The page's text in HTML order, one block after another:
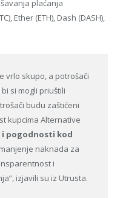
plaćanja
Ether (ETH), Dash (DASH),
vrlo skupo, a potrošači
si mogli priuštili
budu zaštićeni
kupcima Alternative
pogodnosti kod
naknada za
i
izjavili su iz Utrusta.